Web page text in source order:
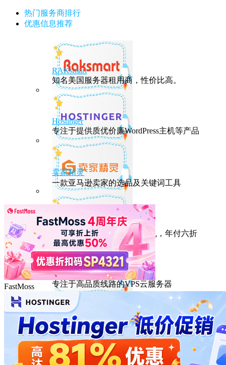
热门服务商排行
优惠信息推荐
RAKsmart
知名美国服务器租用商，性价比高。
Hostinger
专注于提供质优价廉WordPress主机等产品
卖家精灵
一款亚马逊卖家的选品及关键词工具
HostEase
性能出众的高性价比美国主机，年付六折
DMIT
专注于高品质线路的VPS云服务器
FastMoss